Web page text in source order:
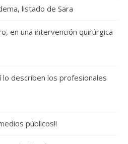
listado de Sara
en una intervención quirúrgica
lo describen los profesionales
públicos!!